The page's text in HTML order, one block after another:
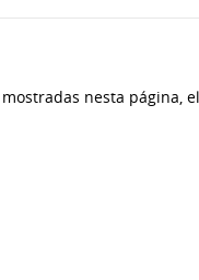
nesta página,